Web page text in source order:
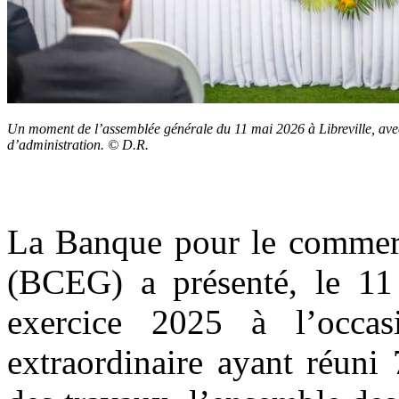
Un moment de l’assemblée générale du 11 mai 2026 à Libreville,
d’administration. © D.R.
La Banque pour le
(BCEG) a présenté, le
exercice 2025 à
extraordinaire ayant réuni